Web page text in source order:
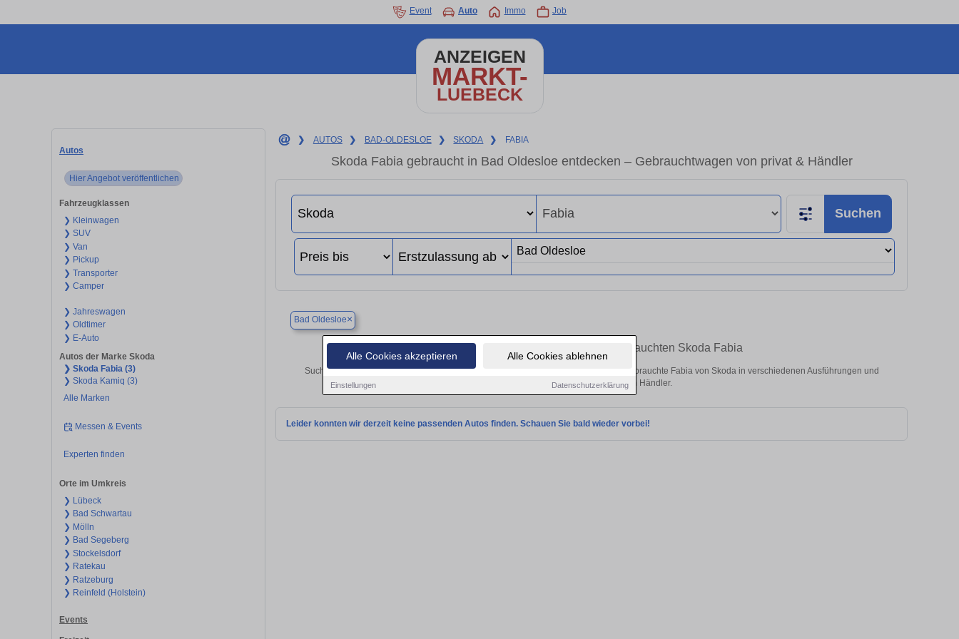
Alle Cookies akzeptieren Alle Cookies ablehnen
Einstellungen Datenschutzerklärung
Event Auto Immo Job
ANZEIGEN
MARKT-
LUEBECK
Autos
Hier Angebot veröffentlichen
Fahrzeugklassen
❯ Kleinwagen
❯ SUV
❯ Van
❯ Pickup
❯ Transporter
❯ Camper
❯ Jahreswagen
❯ Oldtimer
❯ E-Auto
Autos der Marke Skoda
❯ Skoda Fabia (3)
❯ Skoda Kamiq (3)
Alle Marken
Messen & Events
Experten finden
Orte im Umkreis
❯ Lübeck
❯ Bad Schwartau
❯ Mölln
❯ Bad Segeberg
❯ Stockelsdorf
❯ Ratekau
❯ Ratzeburg
❯ Reinfeld (Holstein)
Events
❯ AUTOS ❯ BAD-OLDESLOE ❯ SKODA ❯ FABIA
Skoda Fabia gebraucht in Bad Oldesloe entdecken – Gebrauchtwagen von privat & Händler
Suchen
Bad Oldesloe×
Finden Sie in Bad Oldesloe Ihren gebrauchten Skoda Fabia
Suchen Sie in Bad Oldesloe einen Skoda Fabia Gebrauchtwagen? Entdecken Sie gebrauchte Fabia von Skoda in verschiedenen Ausführungen und
Preisklassen von privat und vom Händler.
Leider konnten wir derzeit keine passenden Autos finden. Schauen Sie bald wieder vorbei!